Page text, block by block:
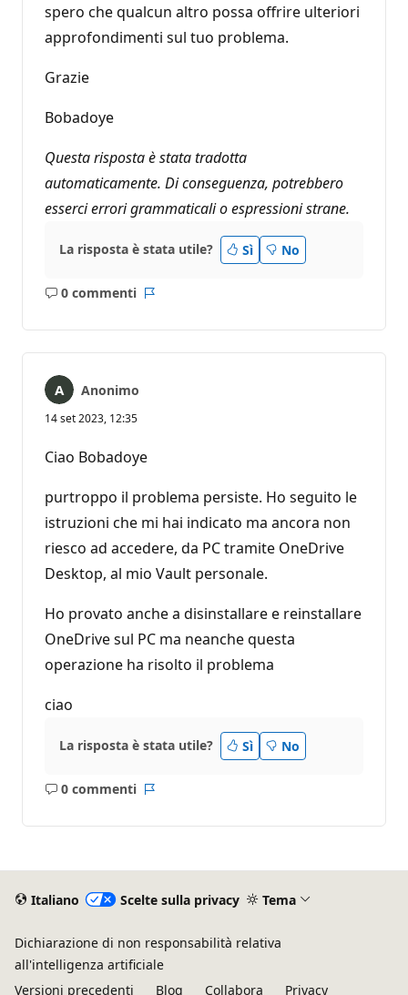
spero che qualcun altro possa offrire ulteriori
approfondimenti sul tuo problema.
Grazie
Bobadoye
Questa risposta è stata tradotta
automaticamente. Di conseguenza, potrebbero
esserci errori grammaticali o espressioni strane.
La risposta è stata utile? Sì No
0 commenti
Nessun
Anonimo
14 set 2023, 12:35
Ciao Bobadoye
purtroppo il problema persiste. Ho seguito le
istruzioni che mi hai indicato ma ancora non
riesco ad accedere, da PC tramite OneDrive
Desktop, al mio Vault personale.
Ho provato anche a disinstallare e reinstallare
OneDrive sul PC ma neanche questa
operazione ha risolto il problema
ciao
La risposta è stata utile? Sì No
0 commenti
Nessun
Italiano Scelte sulla privacy Tema
Dichiarazione di non responsabilità relativa
all'intelligenza artificiale
Versioni precedenti
Blog Collabora Privacy